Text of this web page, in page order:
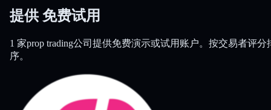
提供 免费试用
1 家prop trading公司提供免费演示或试用账户。按交易者评分
序。